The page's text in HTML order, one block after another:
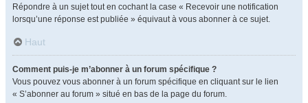
Répondre à un sujet tout en cochant la case « Recevoir une notification
lorsqu’une réponse est publiée » équivaut à vous abonner à ce sujet.
Haut
Comment puis-je m’abonner à un forum spécifique ?
Vous pouvez vous abonner à un forum spécifique en cliquant sur le lien
« S’abonner au forum » situé en bas de la page du forum.